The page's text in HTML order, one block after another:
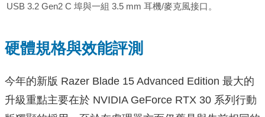
USB 3.2 Gen2 C 埠與一組 3.5 mm 耳機/麥克風接口。
硬體規格與效能評測
今年的新版 Razer Blade 15 Advanced Edition 最大的
升級重點主要在於 NVIDIA GeForce RTX 30 系列行動